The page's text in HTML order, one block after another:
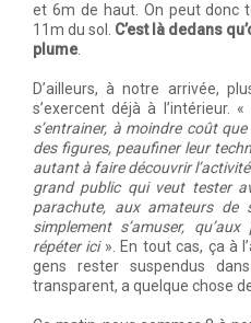
et 6m de haut. On peut donc
11m du sol. C’est là dedans
plume.
D’ailleurs, à notre arrivée,
s’exercent déjà à l’intérieur. «
s’entrainer, à moindre coût
des figures, peaufiner leur
autant à faire découvrir
grand public qui veut tester
parachute, aux amateurs de
simplement s’amuser,
répéter ici ». En tout cas, ça à
gens rester suspendus
transparent, a quelque chose